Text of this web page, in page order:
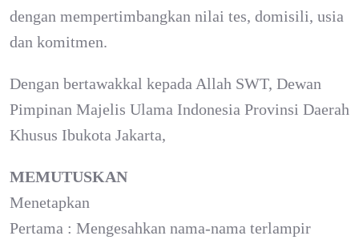
dengan mempertimbangkan nilai tes, domisili, usia
dan komitmen.
Dengan bertawakkal kepada Allah SWT, Dewan
Pimpinan Majelis Ulama Indonesia Provinsi Daerah
Khusus Ibukota Jakarta,
MEMUTUSKAN
Menetapkan
Pertama : Mengesahkan nama-nama terlampir